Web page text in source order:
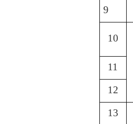
9
10
11
12
13